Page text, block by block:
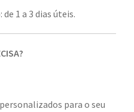
1 a 3 dias úteis.
para o seu